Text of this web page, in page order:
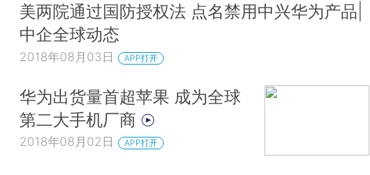
美两院通过国防授权法 点名禁用中兴华为产品|
中企全球动态
2018年08月03日 APP打开
华为出货量首超苹果 成为全球
第二大手机厂商
2018年08月02日 APP打开